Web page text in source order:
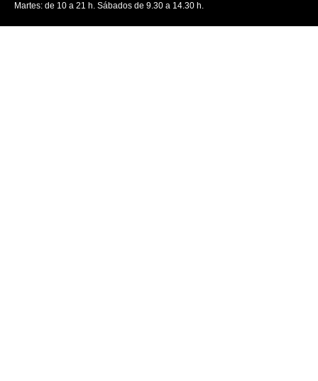
Martes: de 10 a 21 h. Sábados de 9.30 a 14.30 h.